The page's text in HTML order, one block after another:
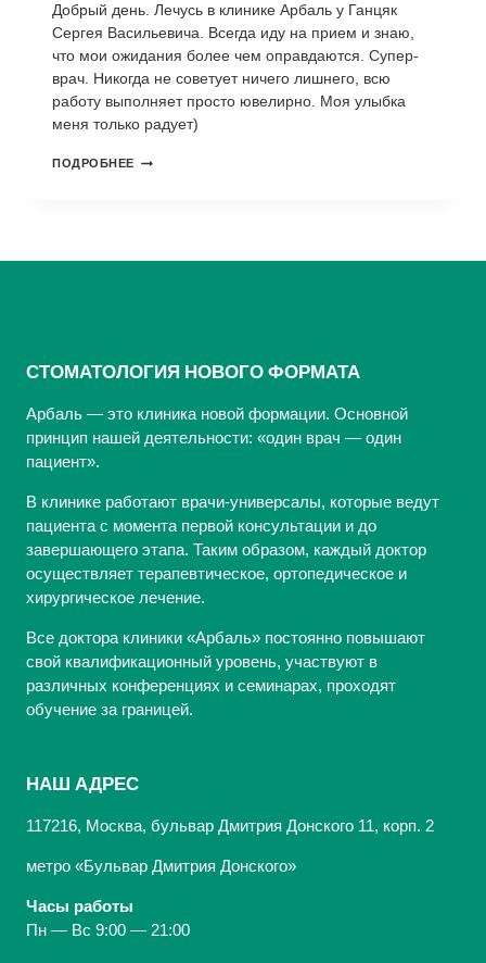
Добрый день. Лечусь в клинике Арбаль у Ганцяк
Сергея Васильевича. Всегда иду на прием и знаю,
что мои ожидания более чем оправдаются. Супер-
врач. Никогда не советует ничего лишнего, всю
работу выполняет просто ювелирно. Моя улыбка
меня только радует)
ПОДРОБНЕЕ ВСЕГДА
СТОМАТОЛОГИЯ НОВОГО ФОРМАТА
Арбаль — это клиника новой формации. Основной
принцип нашей деятельности: «один врач — один
пациент».
В клинике работают врачи-универсалы, которые ведут
пациента с момента первой консультации и до
завершающего этапа. Таким образом, каждый доктор
осуществляет терапевтическое, ортопедическое и
хирургическое лечение.
Все доктора клиники «Арбаль» постоянно повышают
свой квалификационный уровень, участвуют в
различных конференциях и семинарах, проходят
обучение за границей.
НАШ АДРЕС
117216, Москва, бульвар Дмитрия Донского 11, корп. 2
метро «Бульвар Дмитрия Донского»
Часы работы
Пн — Вс 9:00 — 21:00